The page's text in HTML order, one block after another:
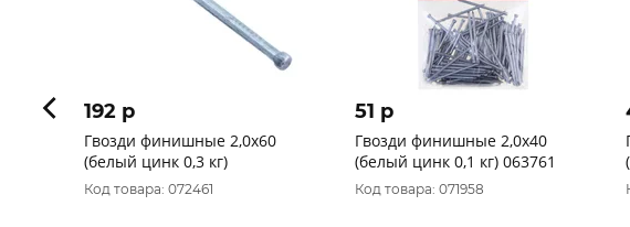
192 p
Гвозди финишные 2,0x60
(белый цинк 0,3 кг)
Код товара: 072461
51 p
Гвозди финишные 2,0x40
(белый цинк 0,1 кг) 063761
Код товара: 071958